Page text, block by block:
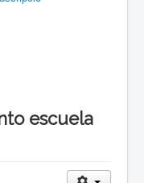
escuela